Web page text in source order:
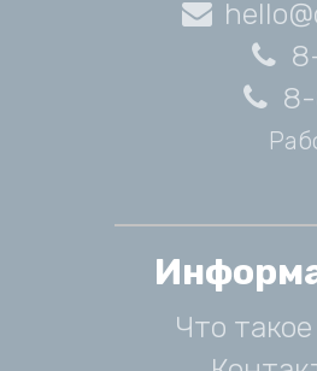
Что